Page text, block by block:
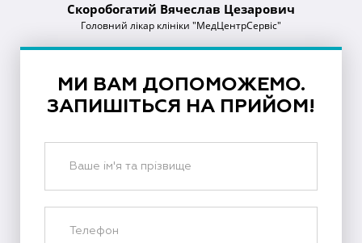
Скоробогатий Вячеслав Цезарович
Головний лікар клініки "МедЦентрСервіс"
МИ ВАМ ДОПОМОЖЕМО.
ЗАПИШІТЬСЯ НА ПРИЙОМ!